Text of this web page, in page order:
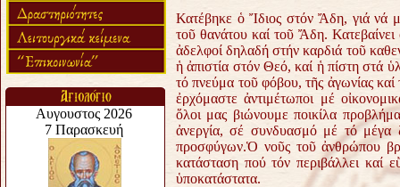
Κατέβηκε ὁ Ἴδιος στόν Ἄδη, γιά νά
τοῦ θανάτου καί τοῦ Ἄδη.
ἀδελφοί δηλαδή στήν καρδιά τοῦ
ἡ ἀπιστία στόν Θεό, καί ἡ πίστη στά
τό πνεύμα τοῦ φόβου, τῆς ἀγωνίας
ἐρχόμαστε ἀντιμέτωποι μέ
ὅλοι μας βιώνουμε ποικίλα
ἀνεργία, σέ συνδυασμό μέ τό μέγα
προσφύγων.Ὁ νοῦς τοῦ ἀνθρώπου
κατάσταση πού τόν περιβάλλει
ὑποκατάστατα.